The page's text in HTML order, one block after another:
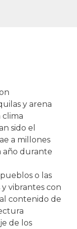
y arena
clima
sido el
a millones
año durante
o las
vibrantes con
contenido de
de los